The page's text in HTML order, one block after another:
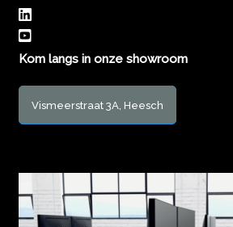
Kom langs in onze showroom
Vismeerstraat 3A, Heesch